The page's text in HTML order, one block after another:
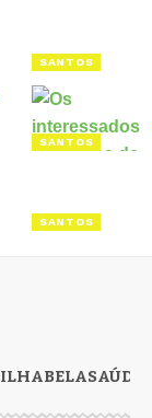
SANTOS
SANTOS
SANTOS
ILHABELASAÚDE